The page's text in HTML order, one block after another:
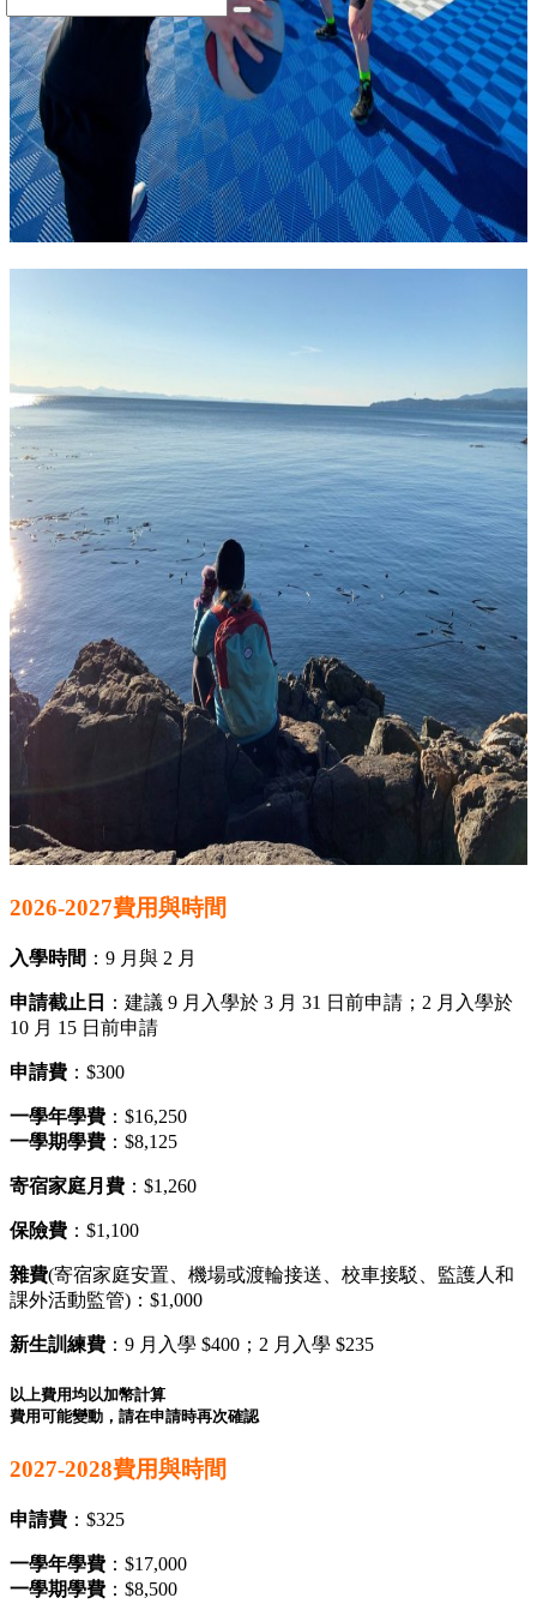
2026-2027費用與時間
入學時間 ：9 月與 2 月
申請截止日
：建議 9 月入學於 3 月 31 日前申請；2 月入學於
10 月 15 日前申請
申請費 ：$300
一學年學費 ：$16,250
一學期學費 ：$8,125
寄宿家庭月費 ：$1,260
保險費 ：$1,100
雜費(寄宿家庭安置、機場或渡輪接送、校車接駁、監護人和
課外活動監管)：$1,000
新生訓練費 ：9 月入學 $400；2 月入學 $235
以上費用均以加幣計算
費用可能變動，請在申請時再次確認
2027-2028費用與時間
申請費 ：$325
一學年學費 ：$17,000
一學期學費 ：$8,500